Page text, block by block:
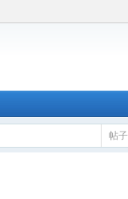
帖子